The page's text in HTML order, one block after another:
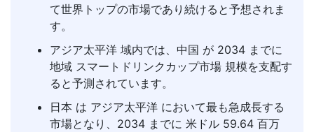
て世界トップの市場であり続けると予想されま
す。
アジア太平洋 域内では、中国 が 2034 までに
地域 スマートドリンクカップ市場 規模を支配す
ると予測されています。
日本 は アジア太平洋 において最も急成長する
市場となり、2034 までに 米ドル 59.64 百万